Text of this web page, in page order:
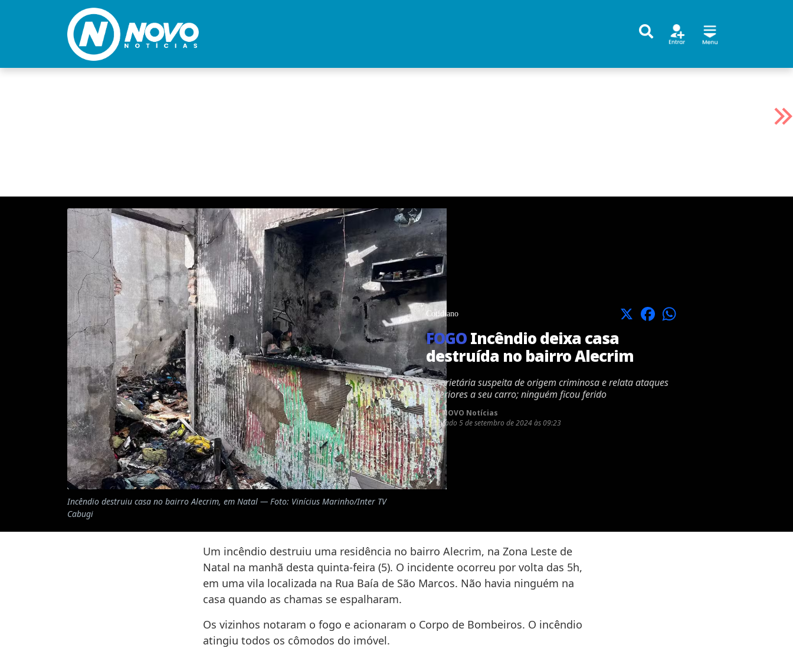
Incêndio destruiu casa no bairro Alecrim, em Natal — Foto: Vinícius Marinho/Inter TV
Cabugi
Cotidiano X Facebook
FOGOIncêndio deixa casa
destruída no bairro Alecrim
Proprietária suspeita de origem criminosa e relata ataques
anteriores a seu carro; ninguém ficou ferido
por:NOVO Notícias
Publicado 5 de setembro de 2024 às 09:23
Um incêndio destruiu uma residência no bairro Alecrim, na Zona Leste de
Natal na manhã desta quinta-feira (5). O incidente ocorreu por volta das 5h,
em uma vila localizada na Rua Baía de São Marcos. Não havia ninguém na
casa quando as chamas se espalharam.
Os vizinhos notaram o fogo e acionaram o Corpo de Bombeiros. O incêndio
atingiu todos os cômodos do imóvel.